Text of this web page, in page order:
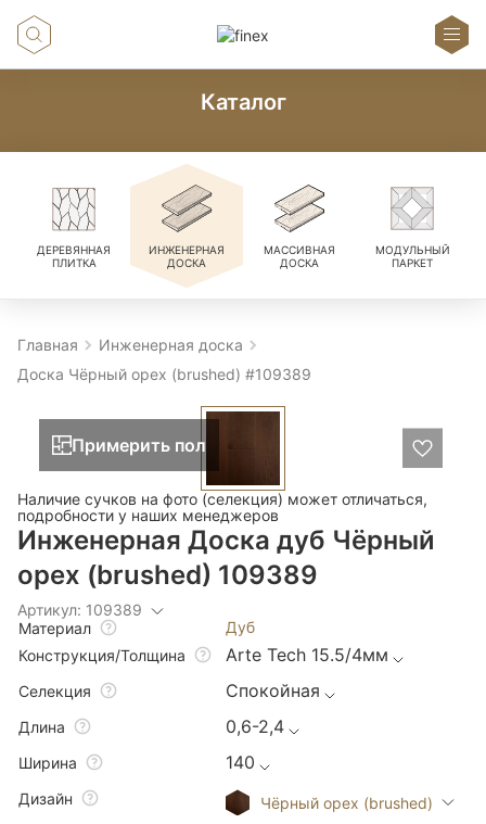
Каталог
ДЕРЕВЯННАЯ
ПЛИТКА
ИНЖЕНЕРНАЯ
ДОСКА
МАССИВНАЯ
ДОСКА
МОДУЛЬНЫЙ
ПАРКЕТ
Главная
Инженерная доска
Доска Чёрный орех (brushed) #109389
Примерить пол
Наличие сучков на фото (селекция) может отличаться,
подробности у наших менеджеров
Инженерная Доска дуб Чёрный
орех (brushed) 109389
Артикул: 109389
Материал
Дуб
Конструкция/Толщина
Arte Tech 15.5/4мм
Селекция Спокойная
Длина 0,6-2,4
Ширина 140
Дизайн
Чёрный орех (brushed)